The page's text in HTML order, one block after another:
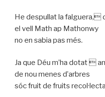
He despullat la falguera,
el vell Math ap Mathonwy
no en sabia pas més.
Ja que Déu m’ha dotat 
de nou menes d’arbres
sóc fruit de fruits